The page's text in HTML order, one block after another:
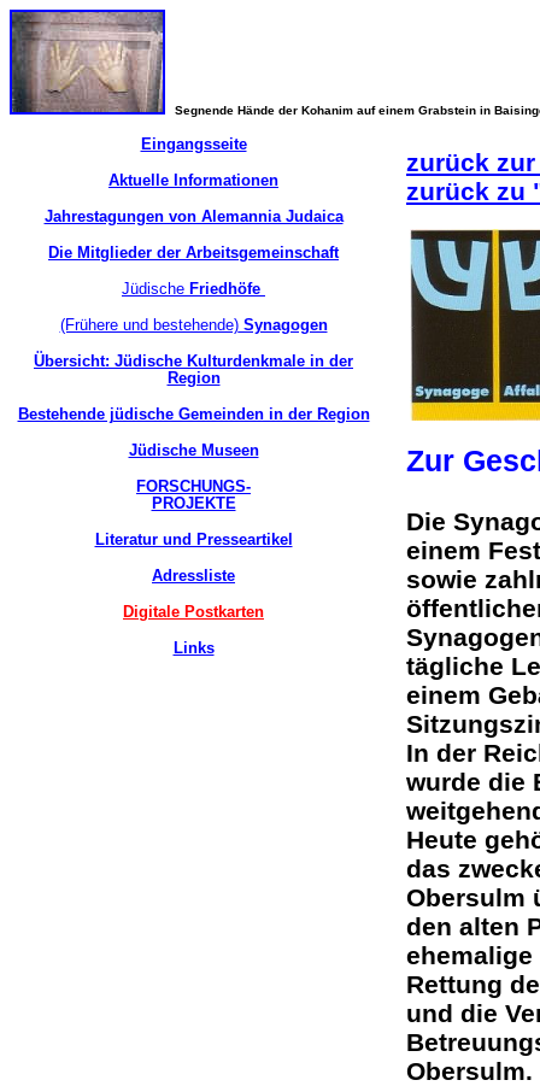
Segnende Hände der Kohanim auf einem Grabstein in
Eingangsseite
Aktuelle Informationen
Jahrestagungen von Alemannia Judaica
Die Mitglieder der Arbeitsgemeinschaft
Jüdische Friedhöfe
(Frühere und bestehende)Synagogen
Übersicht: Jüdische Kulturdenkmale in der
Region
Bestehende jüdische Gemeinden in der Region
Jüdische Museen
FORSCHUNGS-
PROJEKTE
Literatur und Presseartikel
Adressliste
Digitale Postkarten
Links
zurück
zurück zu
Zur
Die
einem
sowie
tägliche
einem
In der
wurde die
Heute
das
Obersulm
den alten
ehemalige
Rettung
und die